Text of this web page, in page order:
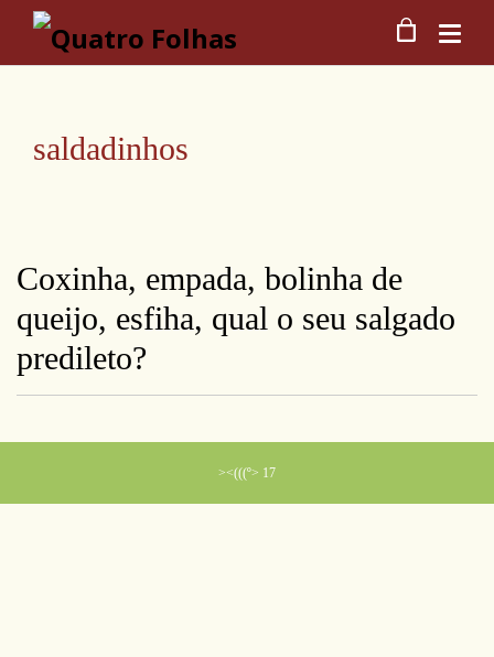
saldadinhos
Coxinha, empada, bolinha de
queijo, esfiha, qual o seu salgado
predileto?
><(((º> 17